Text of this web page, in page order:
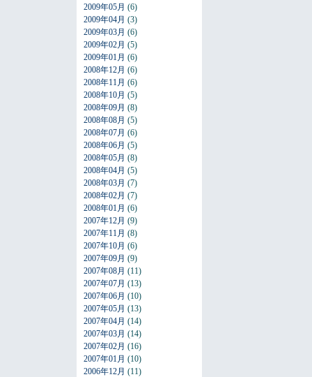
2009年05月 (6)
2009年04月 (3)
2009年03月 (6)
2009年02月 (5)
2009年01月 (6)
2008年12月 (6)
2008年11月 (6)
2008年10月 (5)
2008年09月 (8)
2008年08月 (5)
2008年07月 (6)
2008年06月 (5)
2008年05月 (8)
2008年04月 (5)
2008年03月 (7)
2008年02月 (7)
2008年01月 (6)
2007年12月 (9)
2007年11月 (8)
2007年10月 (6)
2007年09月 (9)
2007年08月 (11)
2007年07月 (13)
2007年06月 (10)
2007年05月 (13)
2007年04月 (14)
2007年03月 (14)
2007年02月 (16)
2007年01月 (10)
2006年12月 (11)